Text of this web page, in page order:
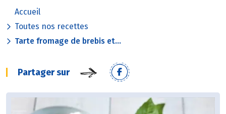
Accueil
Toutes nos recettes
Tarte fromage de brebis et...
Partager sur